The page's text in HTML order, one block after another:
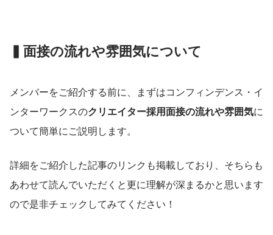
▍面接の流れや雰囲気について
メンバーをご紹介する前に、まずはコンフィンデンス・イ
ンターワークスのクリエイター採用面接の流れや雰囲気に
ついて簡単にご説明します。
詳細をご紹介した記事のリンクも掲載しており、そちらも
あわせて読んでいただくと更に理解が深まるかと思います
ので是非チェックしてみてください！